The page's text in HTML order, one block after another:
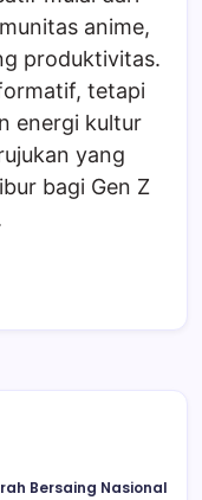
anime,
produktivitas.
tetapi
energi kultur
yang
bagi Gen Z
Bersaing Nasional